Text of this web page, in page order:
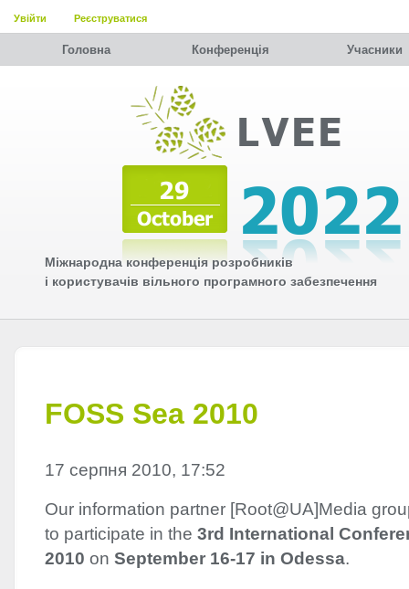
Увійти Реєструватися
Головна Конференція Учасники
Міжнародна конференція розробників
і користувачів вільного програмного забезпечення
FOSS Sea 2010
17 серпня 2010, 17:52
Our information partner [Root@UA]Media
to participate in the 3rd International
2010 on September 16-17 in Odessa.